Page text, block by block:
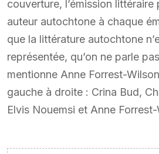
couverture, l’émission littéraire
auteur autochtone à chaque
que la littérature autochtone
représentée, qu’on ne parle
mentionne Anne Forrest-
gauche à droite : Crina Bud,
Elvis Nouemsi et Anne